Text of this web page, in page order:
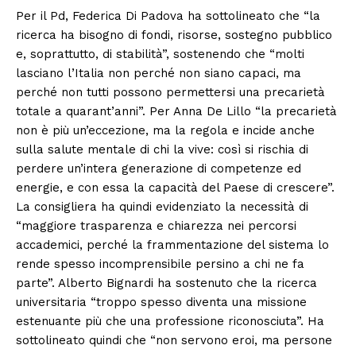
Per il Pd, Federica Di Padova ha sottolineato che “la
ricerca ha bisogno di fondi, risorse, sostegno pubblico
e, soprattutto, di stabilità”, sostenendo che “molti
lasciano l’Italia non perché non siano capaci, ma
perché non tutti possono permettersi una precarietà
totale a quarant’anni”. Per Anna De Lillo “la precarietà
non è più un’eccezione, ma la regola e incide anche
sulla salute mentale di chi la vive: così si rischia di
perdere un’intera generazione di competenze ed
energie, e con essa la capacità del Paese di crescere”.
La consigliera ha quindi evidenziato la necessità di
“maggiore trasparenza e chiarezza nei percorsi
accademici, perché la frammentazione del sistema lo
rende spesso incomprensibile persino a chi ne fa
parte”. Alberto Bignardi ha sostenuto che la ricerca
universitaria “troppo spesso diventa una missione
estenuante più che una professione riconosciuta”. Ha
sottolineato quindi che “non servono eroi, ma persone